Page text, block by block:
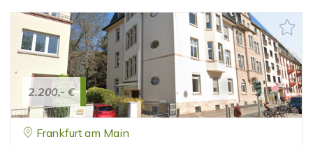
2.200,- €
Frankfurt am Main